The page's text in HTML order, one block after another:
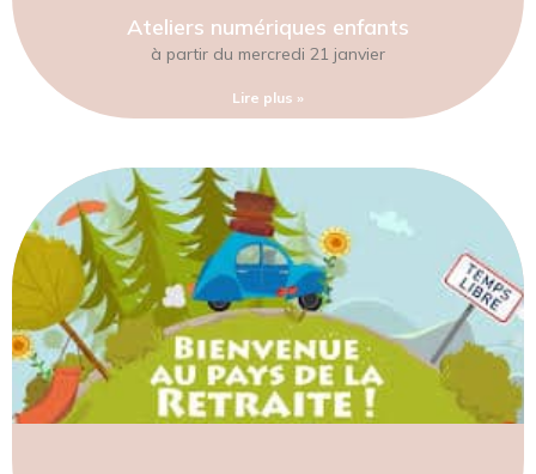
Ateliers numériques enfants
à partir du mercredi 21 janvier
Lire plus »